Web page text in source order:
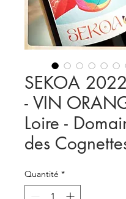
SEKOA
- VIN
Loire -
des
Quantité *